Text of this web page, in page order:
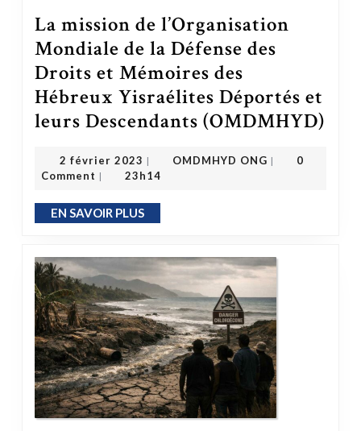
La mission de l’Organisation
Mondiale de la Défense des
Droits et Mémoires des
Hébreux Yisraélites Déportés et
leurs Descendants (OMDMHYD)
2 février 2023 | OMDMHYD ONG |
0
Comment | 23h14
EN SAVOIR PLUSEN SAVOIR PLUS